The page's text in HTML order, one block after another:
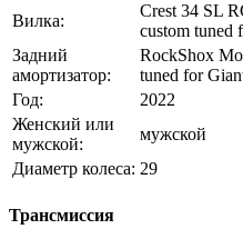
Вилка:
Crest 34 SL
custom tuned
Задний
амортизатор:
RockShox
tuned for
Год:
2022
Женский или
мужской:
мужской
Диаметр колеса: 29
Трансмиссия